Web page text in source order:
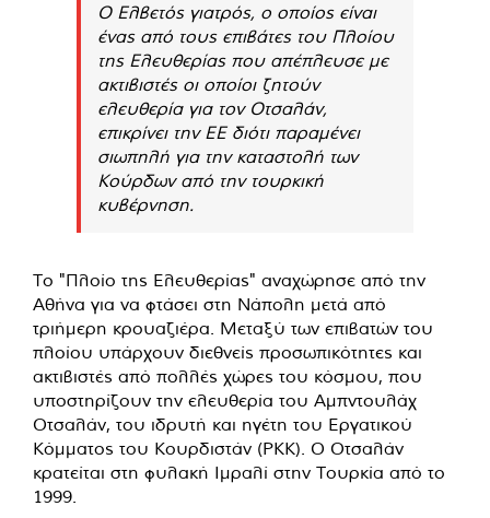
Ο Ελβετός γιατρός, ο οποίος είναι
ένας από τους επιβάτες του Πλοίου
της Ελευθερίας που απέπλευσε με
ακτιβιστές οι οποίοι ζητούν
ελευθερία για τον Οτσαλάν,
επικρίνει την ΕΕ διότι παραμένει
σιωπηλή για την καταστολή των
Κούρδων από την τουρκική
κυβέρνηση.
Το "Πλοίο της Ελευθερίας" αναχώρησε από την
Αθήνα για να φτάσει στη Νάπολη μετά από
τριήμερη κρουαζιέρα. Μεταξύ των επιβατών του
πλοίου υπάρχουν διεθνείς προσωπικότητες και
ακτιβιστές από πολλές χώρες του κόσμου, που
υποστηρίζουν την ελευθερία του Αμπντουλάχ
Οτσαλάν, του ιδρυτή και ηγέτη του Εργατικού
Κόμματος του Κουρδιστάν (PKK). Ο Οτσαλάν
κρατείται στη φυλακή Ιμραλί στην Τουρκία από το
1999.